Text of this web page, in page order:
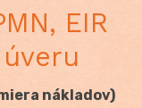
EIR
nákladov)